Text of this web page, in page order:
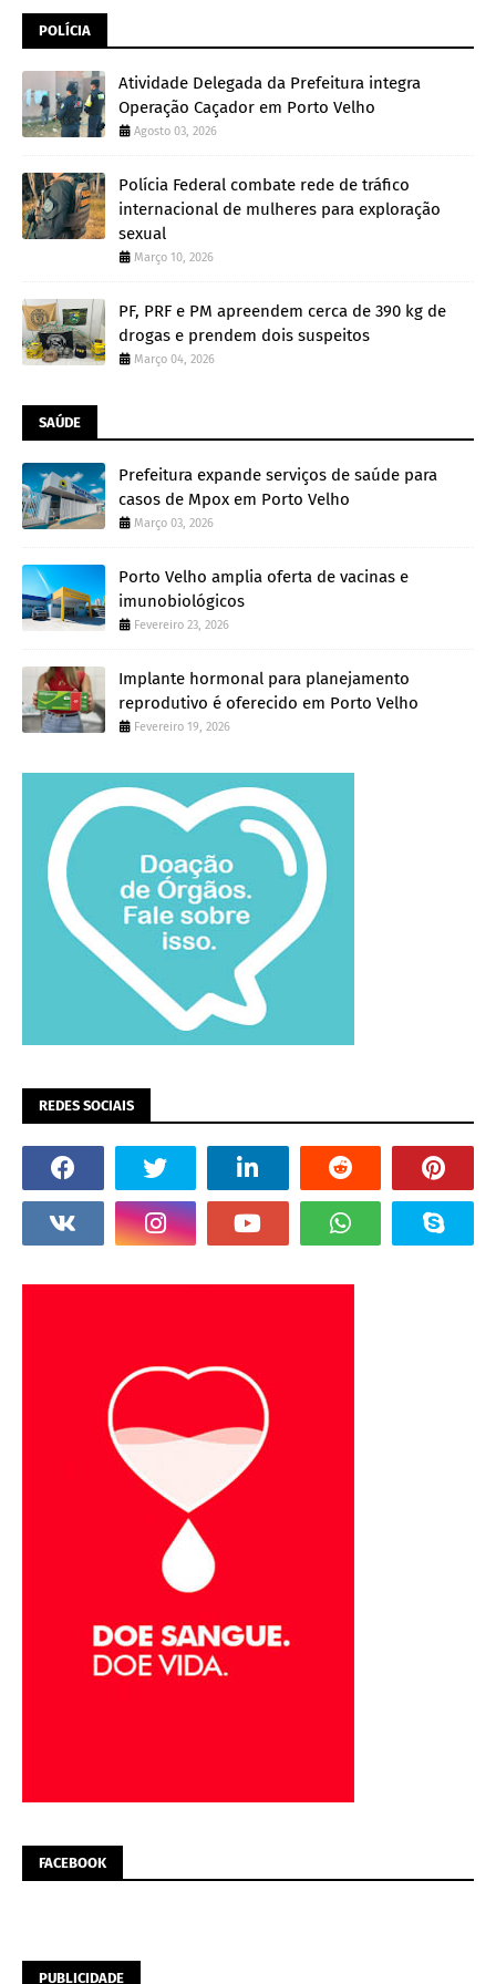
POLÍCIA
Atividade Delegada da Prefeitura integra
Operação Caçador em Porto Velho
Agosto 03, 2026
Polícia Federal combate rede de tráfico
internacional de mulheres para exploração
sexual
Março 10, 2026
PF, PRF e PM apreendem cerca de 390 kg de
drogas e prendem dois suspeitos
Março 04, 2026
SAÚDE
Prefeitura expande serviços de saúde para
casos de Mpox em Porto Velho
Março 03, 2026
Porto Velho amplia oferta de vacinas e
imunobiológicos
Fevereiro 23, 2026
Implante hormonal para planejamento
reprodutivo é oferecido em Porto Velho
Fevereiro 19, 2026
REDES SOCIAIS
FACEBOOK
PUBLICIDADE